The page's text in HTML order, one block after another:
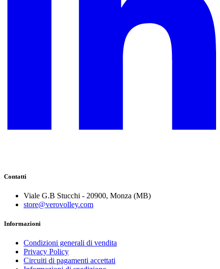
Contatti
Viale G.B Stucchi - 20900, Monza (MB)
store@verovolley.com
Informazioni
Condizioni generali di vendita
Privacy Policy
Circuiti di pagamenti accettati